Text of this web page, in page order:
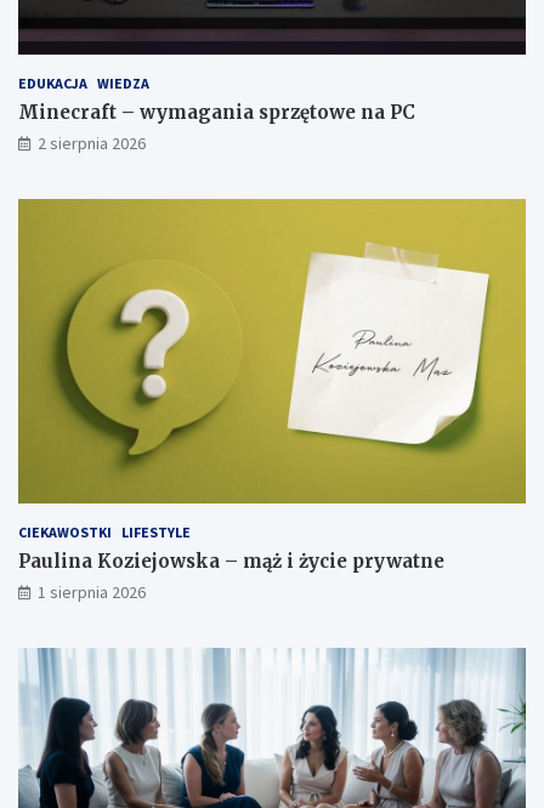
EDUKACJA WIEDZA
Minecraft – wymagania sprzętowe na PC
2 sierpnia 2026
CIEKAWOSTKI LIFESTYLE
Paulina Koziejowska – mąż i życie prywatne
1 sierpnia 2026